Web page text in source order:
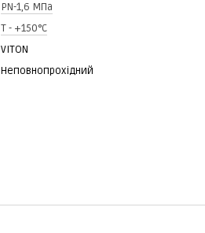
PN-1,6 МПа
Т - +150°C
VITON
Неповнопрохідний